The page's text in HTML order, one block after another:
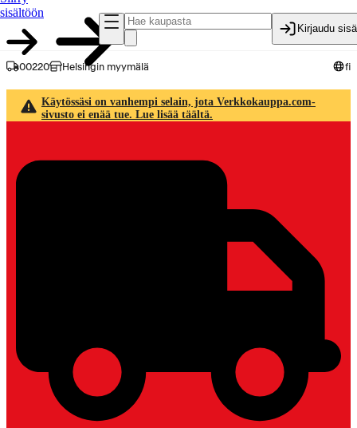
sisältöön
Kirjaudu
00220 Helsingin myymälä fi
Käytössäsi on vanhempi selain, jota Verkkokauppa.com-
sivusto ei enää tue. Lue lisää täältä.